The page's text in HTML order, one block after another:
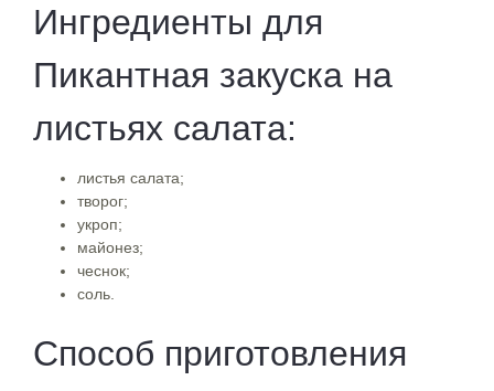
Ингредиенты для
Пикантная закуска на
листьях салата:
листья салата;
творог;
укроп;
майонез;
чеснок;
соль.
Способ приготовления